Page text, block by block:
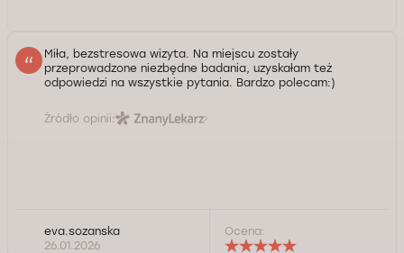
Miła, bezstresowa wizyta. Na miejscu zostały
przeprowadzone niezbędne badania, uzyskałam też
odpowiedzi na wszystkie pytania. Bardzo polecam:)
Źródło opinii:
eva.sozanska
26.01.2026
Ocena: